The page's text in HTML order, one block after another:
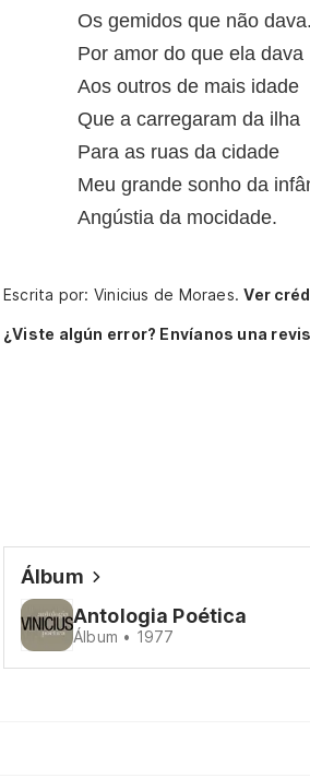
Os gemidos que não
Por amor do que ela dava
Aos outros de mais idade
Que a carregaram da ilha
Para as ruas da cidade
Meu grande sonho da
Angústia da mocidade.
Escrita por: Vinicius de Moraes.Ver
¿Viste algún error? Envíanos una
Álbum
Antologia Poética
Álbum • 1977